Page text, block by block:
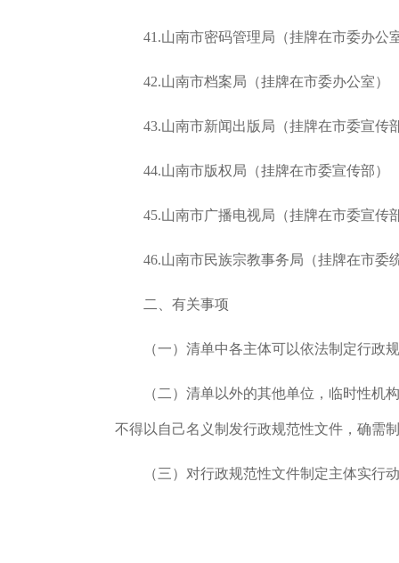
41.山南市密码管理局（挂牌在市委办公室
42.山南市档案局（挂牌在市委办公室）
43.山南市新闻出版局（挂牌在市委宣传部
44.山南市版权局（挂牌在市委宣传部）
45.山南市广播电视局（挂牌在市委宣传部
46.山南市民族宗教事务局（挂牌在市委
二、有关事项
（一）清单中各主体可以依法制定行政
（二）清单以外的其他单位，临时性
不得以自己名义制发行政规范性文件，确需
（三）对行政规范性文件制定主体实行